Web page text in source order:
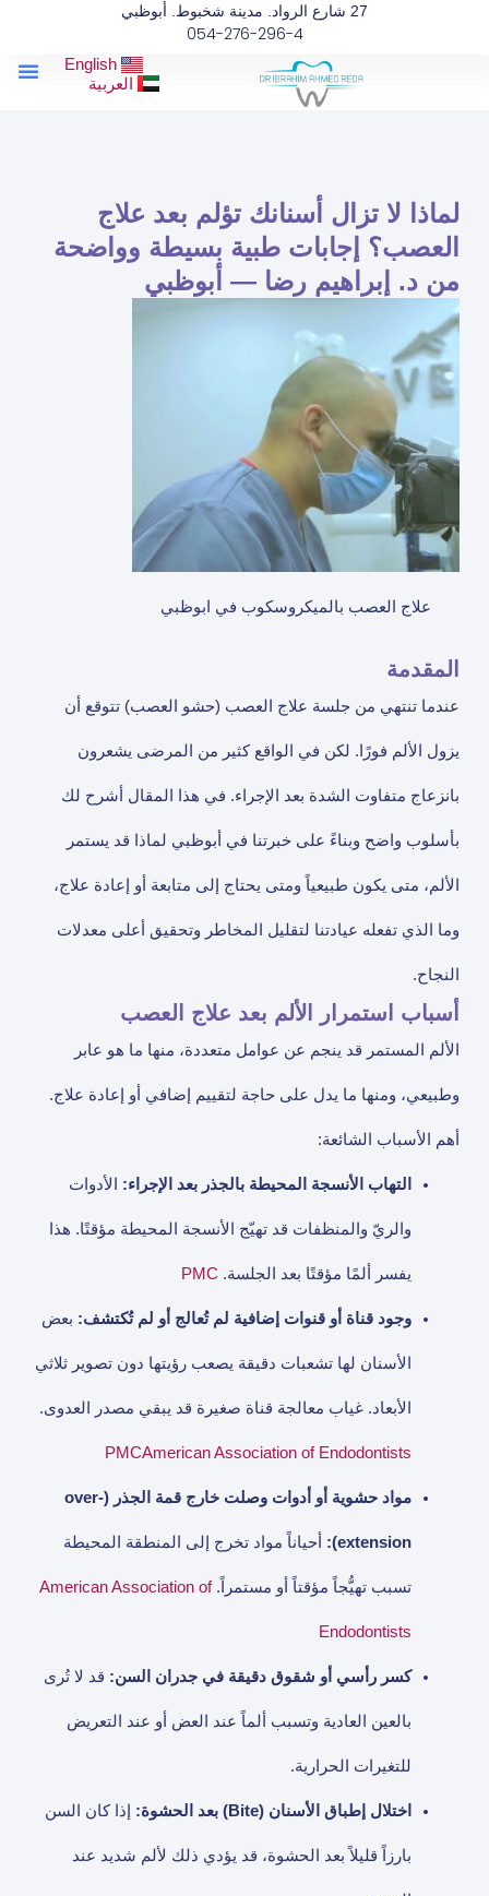
27 شارع الرواد. مدينة شخبوط. أبوظبي
054-276-296-4
English
العربية
لماذا لا تزال أسنانك تؤلم بعد علاج
العصب؟ إجابات طبية بسيطة وواضحة
من د. إبراهيم رضا — أبوظبي
علاج العصب بالميكروسكوب في ابوظبي
المقدمة
عندما تنتهي من جلسة علاج العصب (حشو العصب) تتوقع أن
يزول الألم فورًا. لكن في الواقع كثير من المرضى يشعرون
بانزعاج متفاوت الشدة بعد الإجراء. في هذا المقال أشرح لك
بأسلوب واضح وبناءً على خبرتنا في أبوظبي لماذا قد يستمر
الألم، متى يكون طبيعياً ومتى يحتاج إلى متابعة أو إعادة علاج،
وما الذي تفعله عيادتنا لتقليل المخاطر وتحقيق أعلى معدلات
النجاح.
أسباب استمرار الألم بعد علاج العصب
الألم المستمر قد ينجم عن عوامل متعددة، منها ما هو عابر
وطبيعي، ومنها ما يدل على حاجة لتقييم إضافي أو إعادة علاج.
أهم الأسباب الشائعة:
التهاب الأنسجة المحيطة بالجذر بعد الإجراء: الأدوات
والريّ والمنظفات قد تهيّج الأنسجة المحيطة مؤقتًا. هذا
يفسر ألمًا مؤقتًا بعد الجلسة. PMC
وجود قناة أو قنوات إضافية لم تُعالج أو لم تُكتشف: بعض
الأسنان لها تشعبات دقيقة يصعب رؤيتها دون تصوير ثلاثي
الأبعاد. غياب معالجة قناة صغيرة قد يبقي مصدر العدوى.
PMCAmerican Association of Endodontists
مواد حشوية أو أدوات وصلت خارج قمة الجذر (over-
extension): أحياناً مواد تخرج إلى المنطقة المحيطة
تسبب تهيُّجاً مؤقتاً أو مستمراً.American Association of
Endodontists
كسر رأسي أو شقوق دقيقة في جدران السن: قد لا تُرى
بالعين العادية وتسبب ألماً عند العض أو عند التعريض
للتغيرات الحرارية.
اختلال إطباق الأسنان (Bite) بعد الحشوة: إذا كان السن
بارزاً قليلاً بعد الحشوة، قد يؤدي ذلك لألم شديد عند